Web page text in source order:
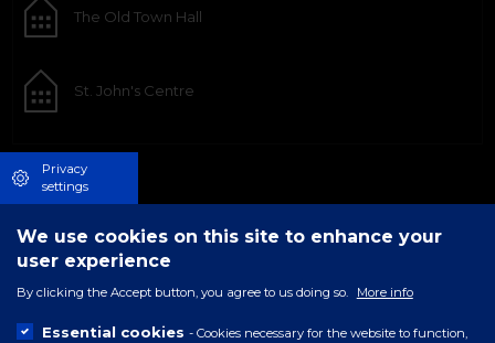
The Old Town Hall
St. John's Centre
Privacy
settings
We use cookies on this site to enhance your
user experience
By clicking the Accept button, you agree to us doing so. More info
Essential cookies - Cookies necessary for the website to function,